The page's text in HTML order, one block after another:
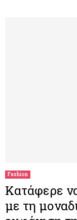
Fashion
Κατάφερε
με τη